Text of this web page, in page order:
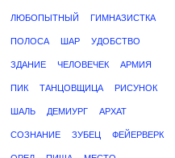
ЛЮБОПЫТНЫЙ ГИМНАЗИСТКА
ПОЛОСА ШАР УДОБСТВО
ЗДАНИЕ ЧЕЛОВЕЧЕК АРМИЯ
ПИК ТАНЦОВЩИЦА РИСУНОК
ШАЛЬ ДЕМИУРГ АРХАТ
СОЗНАНИЕ ЗУБЕЦ ФЕЙЕРВЕРК